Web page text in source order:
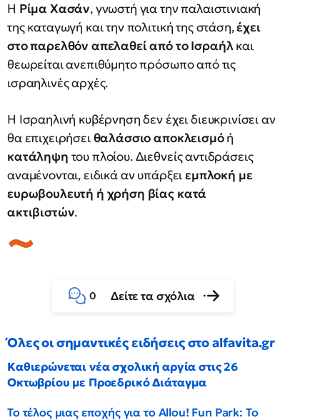
Η Ρίμα Χασάν, γνωστή για την παλαιστινιακή
της καταγωγή και την πολιτική της στάση,έχει
στο παρελθόν απελαθεί από το Ισραήλκαι
θεωρείται ανεπιθύμητο πρόσωπο από τις
ισραηλινές αρχές.
Η Ισραηλινή κυβέρνηση δεν έχει διευκρινίσει αν
θα επιχειρήσειθαλάσσιο αποκλεισμόή
κατάληψη του πλοίου. Διεθνείς αντιδράσεις
αναμένονται, ειδικά αν υπάρξειεμπλοκή με
ευρωβουλευτή ή χρήση βίας κατά
ακτιβιστών.
0 Δείτε τα σχόλια
Όλες οι σημαντικές ειδήσεις στο alfavita.gr
Καθιερώνεται νέα σχολική αργία στις 26
Οκτωβρίου με Προεδρικό Διάταγμα
Το τέλος μιας εποχής για το Allou! Fun Park: Το